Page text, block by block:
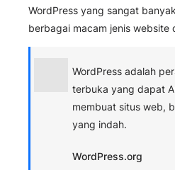
WordPress yang sangat
berbagai macam jenis website
WordPress adalah
terbuka yang dapat
membuat situs web,
yang indah.
WordPress.org